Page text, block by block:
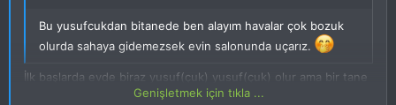
Bu yusufcukdan bitanede ben alayım havalar çok bozuk
olurda sahaya gidemezsek evin salonunda uçarız.
İlk başlarda evde biraz yusuf(çuk) yusuf(çuk) olur ama bir tane
edinmeyi bende şiddetle tavsiye ederim Yavuz Bey.
Genişletmek için tıkla ...